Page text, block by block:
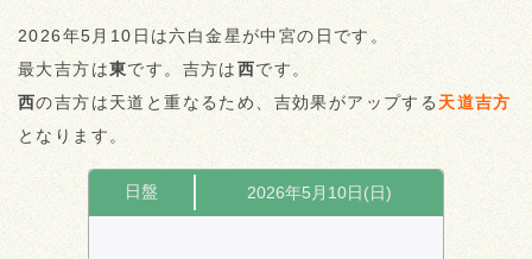
2026年5月10日は六白金星が中宮の日です。
最大吉方は東です。吉方は西です。
西の吉方は天道と重なるため、吉効果がアップする天道吉方
となります。
日盤 2026年5月10日(日)